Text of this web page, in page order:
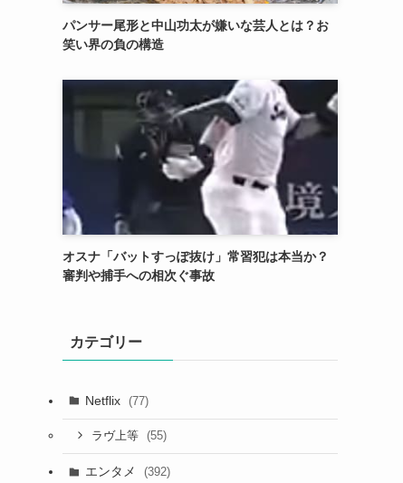
パンサー尾形と中山功太が嫌いな芸人とは？お
笑い界の負の構造
オスナ「バットすっぽ抜け」常習犯は本当か？
審判や捕手への相次ぐ事故
カテゴリー
Netflix (77)
ラヴ上等 (55)
エンタメ (392)